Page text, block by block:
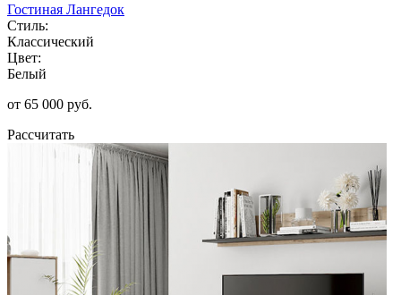
Гостиная Лангедок
Стиль:
Классический
Цвет:
Белый
от 65 000 руб.
Рассчитать